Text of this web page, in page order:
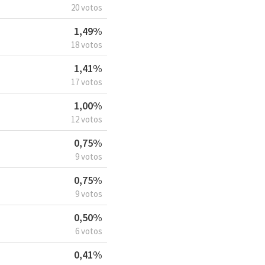
20 votos
1,49%
18 votos
1,41%
17 votos
1,00%
12 votos
0,75%
9 votos
0,75%
9 votos
0,50%
6 votos
0,41%